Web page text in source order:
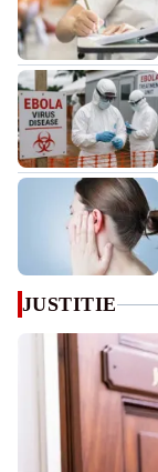
JUSTITIE